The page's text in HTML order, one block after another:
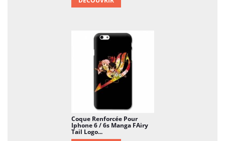
Coque Renforcée Pour
Iphone 6 / 6s Manga FAiry
Tail Logo...